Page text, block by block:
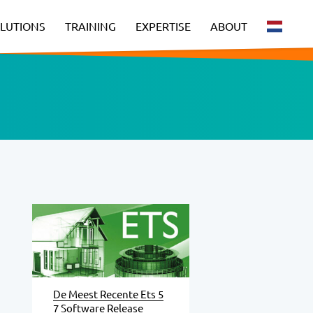
TRAINING EXPERTISE ABOUT
De Meest Recente Ets 5
7 Software Release